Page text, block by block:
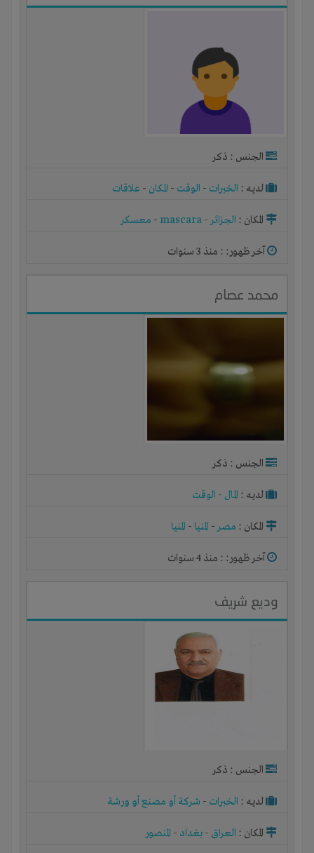
الجنس : ذكر
لديـه : الخبرات - الوقت - المكان - علاقات
المكان : الجزائر-
mascara
- معسكر
آخر ظهور: : منذ 3 سنوات
محمد عصام
الجنس : ذكر
لديـه : المال - الوقت
المكان : مصر- المنيا - المنيا
آخر ظهور: : منذ 4 سنوات
وديع شريف
الجنس : ذكر
لديـه : الخبرات - شركة أو مصنع أو ورشة
المكان : العراق - بغداد - المنصور